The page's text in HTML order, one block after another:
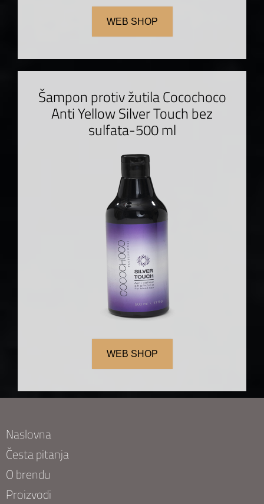
WEB SHOP
Šampon protiv žutila Cocochoco
Anti Yellow Silver Touch bez
sulfata-500 ml
WEB SHOP
Naslovna
Česta pitanja
O brendu
Proizvodi